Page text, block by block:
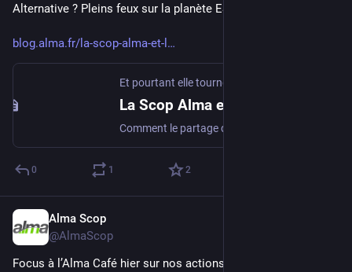
Alternative ? Pleins feux sur la planète ESS".
blog.alma.fr/la-scop-alma-et-l
Et pourtant elle tourne !
0 1 2
Alma Scop
@AlmaScop
Focus à l’Alma Café hier sur nos actions solidaires via le